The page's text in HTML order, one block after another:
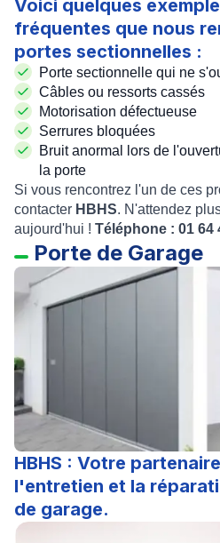
Voici quelques
fréquentes que nous
portes sectionnelles :
Porte sectionnelle qui ne
Câbles ou ressorts cassés
Motorisation défectueuse
Serrures bloquées
Bruit anormal lors de
la porte
Si vous rencontrez l'un de ces
contacter HBHS. N'attendez
aujourd'hui ! Téléphone : 01 64
Porte de Garage
HBHS : Votre
l'entretien et la
de garage.